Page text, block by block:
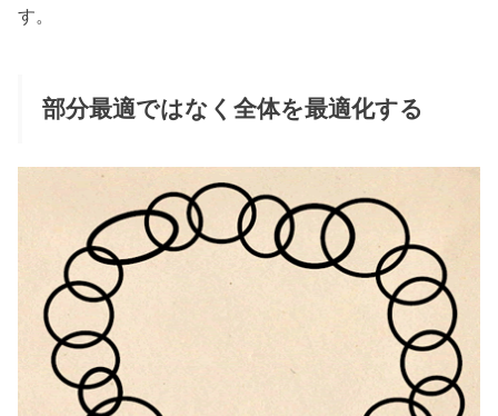
す。
部分最適ではなく全体を最適化する